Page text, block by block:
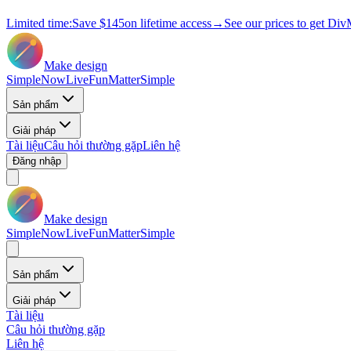
Limited time:Save $145on lifetime access→ See our prices to get
Make design
SimpleNowLiveFunMatterSimple
Sản phẩm
Giải pháp
Tài liệuCâu hỏi thường gặpLiên hệ
Đăng nhập
Make design
SimpleNowLiveFunMatterSimple
Sản phẩm
Giải pháp
Tài liệu
Câu hỏi thường gặp
Liên hệ